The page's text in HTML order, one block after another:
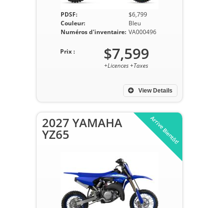
PDSF:
$6,799
Couleur:
Bleu
Numéros d'inventaire: VA000496
View Details
Prix : $7,599
+Licences +Taxes
Arrive Bientôt!
2027 YAMAHA
YZ65